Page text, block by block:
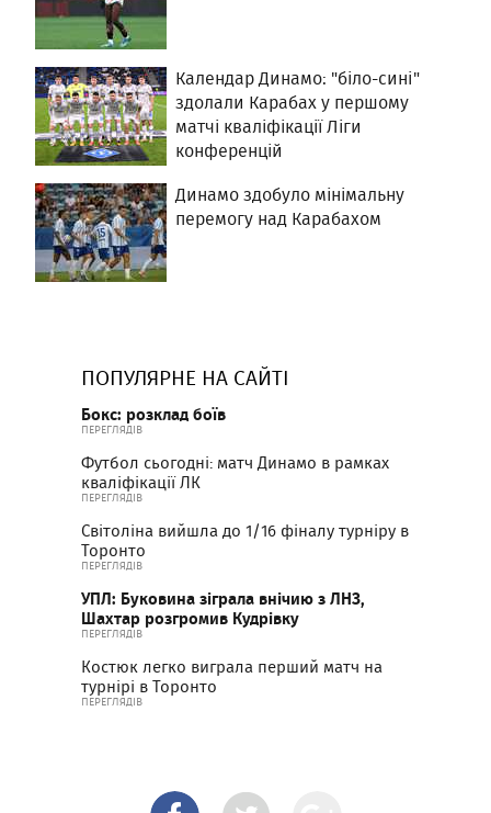
Календар Динамо: "біло-сині"
здолали Карабах у першому
матчі кваліфікації Ліги
конференцій
Динамо здобуло мінімальну
перемогу над Карабахом
ПОПУЛЯРНЕ НА САЙТІ
Бокс: розклад боїв
ПЕРЕГЛЯДІВ
Футбол сьогодні: матч Динамо в рамках
кваліфікації ЛК
ПЕРЕГЛЯДІВ
Світоліна вийшла до 1/16 фіналу турніру в
Торонто
ПЕРЕГЛЯДІВ
УПЛ: Буковина зіграла внічию з ЛНЗ,
Шахтар розгромив Кудрівку
ПЕРЕГЛЯДІВ
Костюк легко виграла перший матч на
турнірі в Торонто
ПЕРЕГЛЯДІВ